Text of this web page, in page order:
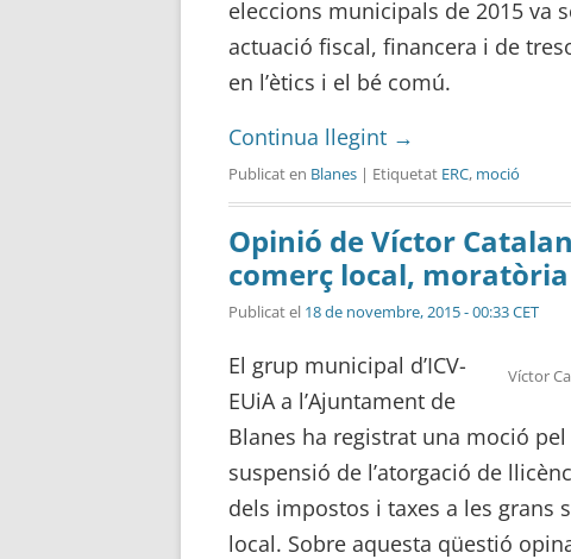
eleccions municipals de 2015 va
actuació fiscal, financera i de
en l’ètics i el bé comú.
Continua llegint →
Publicat en Blanes | Etiquetat ERC, moció
Opinió de Víctor
comerç local,
Publicat el 18 de novembre, 2015 - 00:33 CET
Víctor
El grup municipal d’ICV-
EUiA a l’Ajuntament de
Blanes ha registrat una moció
suspensió de l’atorgació de
dels impostos i taxes a les grans
local. Sobre aquesta qüestió